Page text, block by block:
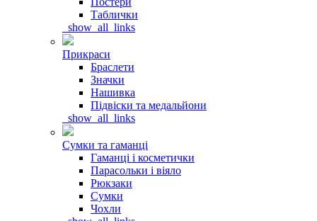
Таблички
_show_all_links
Прикраси
Браслети
Значки
Нашивка
Підвіски та медальйони
_show_all_links
Сумки та гаманці
Гаманці і косметички
Парасольки і віяло
Рюкзаки
Сумки
Чохли